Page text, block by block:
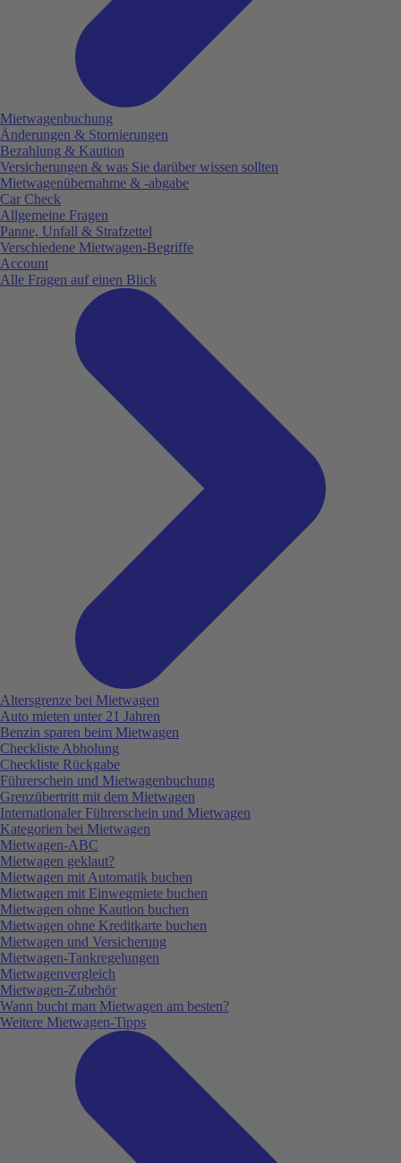
Mietwagenbuchung
Änderungen & Stornierungen
Bezahlung & Kaution
Versicherungen & was Sie darüber wissen sollten
Mietwagenübernahme & -abgabe
Car Check
Allgemeine Fragen
Panne, Unfall & Strafzettel
Verschiedene Mietwagen-Begriffe
Account
Alle Fragen auf einen Blick
Altersgrenze bei Mietwagen
Auto mieten unter 21 Jahren
Benzin sparen beim Mietwagen
Checkliste Abholung
Checkliste Rückgabe
Führerschein und Mietwagenbuchung
Grenzübertritt mit dem Mietwagen
Internationaler Führerschein und Mietwagen
Kategorien bei Mietwagen
Mietwagen-ABC
Mietwagen geklaut?
Mietwagen mit Automatik buchen
Mietwagen mit Einwegmiete buchen
Mietwagen ohne Kaution buchen
Mietwagen ohne Kreditkarte buchen
Mietwagen und Versicherung
Mietwagen-Tankregelungen
Mietwagenvergleich
Mietwagen-Zubehör
Wann bucht man Mietwagen am besten?
Weitere Mietwagen-Tipps